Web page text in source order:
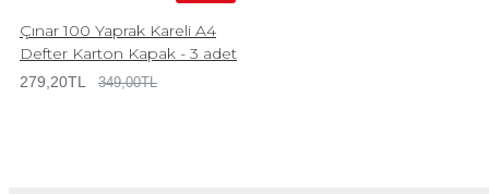
Çınar 100 Yaprak Kareli A4
Defter Karton Kapak - 3 adet
279,20TL 349,00TL